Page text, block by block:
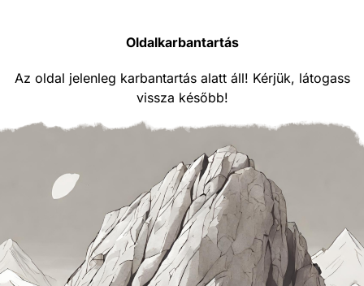
Oldalkarbantartás
Az oldal jelenleg karbantartás alatt áll! Kérjük, látogass
vissza később!